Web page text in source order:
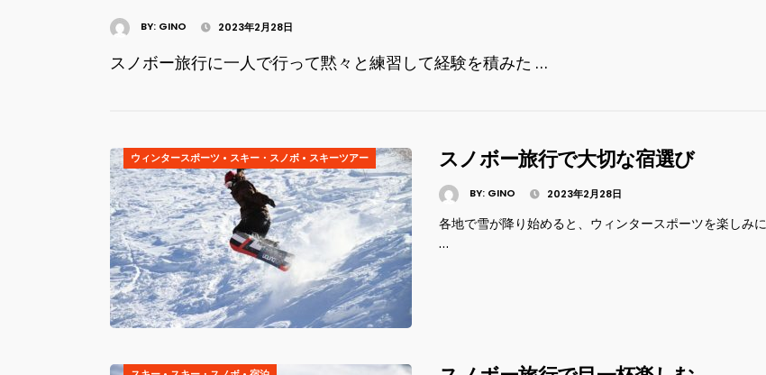
BY: GINO 2023年2月28日
スノボー旅行に一人で行って黙々と練習して経験を積みた …
ウィンタースポーツ • スキー・スノボ • スキーツアー スノボー旅行で大切な宿選び
BY: GINO 2023年2月28日
各地で雪が降り始めると、ウィンタースポーツを楽しみに
…